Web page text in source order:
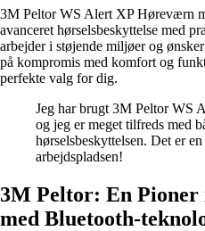
3M Peltor WS Alert XP Høreværn
avanceret hørselsbeskyttelse med
arbejder i støjende miljøer og
på kompromis med komfort og
perfekte valg for dig.
Jeg har brugt 3M Peltor WS
og jeg er meget tilfreds med
hørselsbeskyttelsen. Det er
arbejdspladsen!
3M Peltor: En
med Bluetooth-